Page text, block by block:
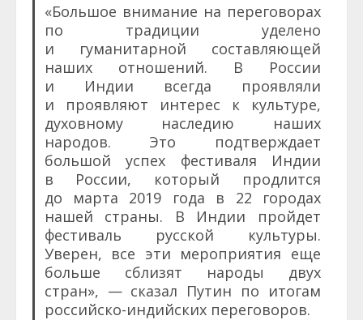
«Большое внимание на переговорах
по традиции уделено
и гуманитарной составляющей
наших отношений. В России
и Индии всегда проявляли
и проявляют интерес к культуре,
духовному наследию наших
народов. Это подтверждает
большой успех фестиваля Индии
в России, который продлится
до марта 2019 года в 22 городах
нашей страны. В Индии пройдет
фестиваль русской культуры.
Уверен, все эти мероприятия еще
больше сблизят народы двух
стран», — сказал Путин по итогам
российско-индийских переговоров.